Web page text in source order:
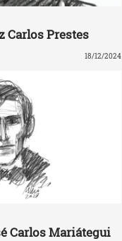
Carlos Prestes
18/12/2024
Carlos Mariátegui